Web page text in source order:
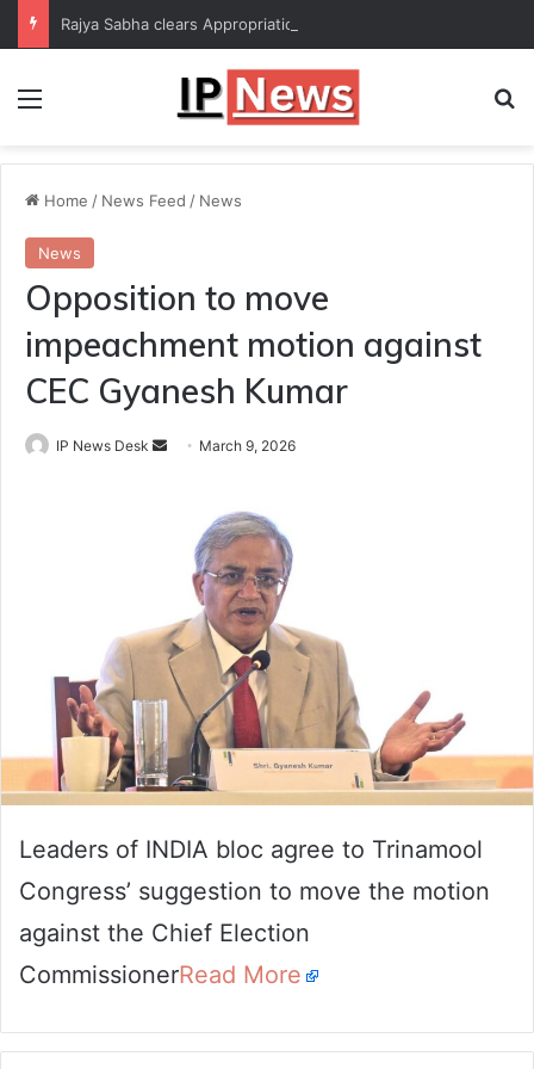
Menu
Home / News Feed / News
News
Opposition to move
impeachment motion against
CEC Gyanesh Kumar
IP News Desk
Send March 9, 2026
Leaders of INDIA bloc agree to Trinamool
Congress’ suggestion to move the motion
against the Chief Election
CommissionerRead More